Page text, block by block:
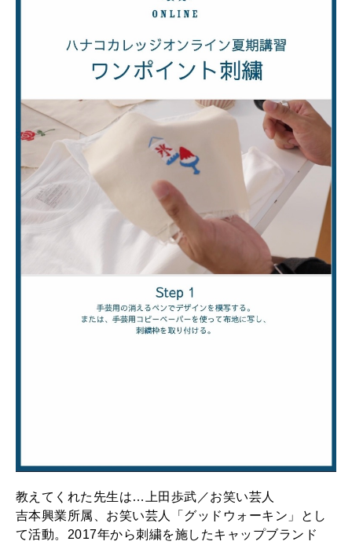
教えてくれた先生は…上田歩武／お笑い芸人
吉本興業所属、お笑い芸人「グッドウォーキン」とし
て活動。2017年から刺繍を施したキャップブランド